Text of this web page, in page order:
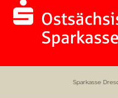
Sparkasse